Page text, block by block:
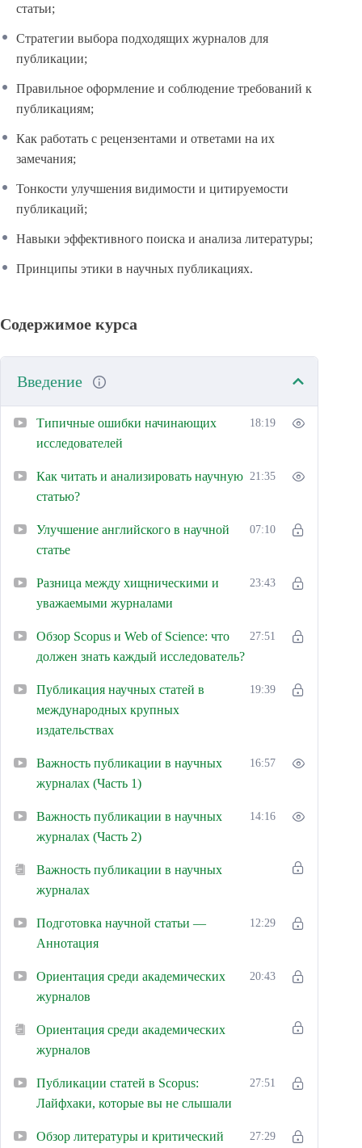
статьи;
Стратегии выбора подходящих журналов для
публикации;
Правильное оформление и соблюдение требований к
публикациям;
Как работать с рецензентами и ответами на их
замечания;
Тонкости улучшения видимости и цитируемости
публикаций;
Навыки эффективного поиска и анализа литературы;
Принципы этики в научных публикациях.
Содержимое курса
Введение
Типичные ошибки начинающих
исследователей
18:19
Как читать и анализировать научную
статью?
21:35
Улучшение английского в научной
статье
07:10
Разница между хищническими и
уважаемыми журналами
23:43
Обзор Scopus и Web of Science: что
должен знать каждый исследователь?
27:51
Публикация научных статей в
международных крупных
издательствах
19:39
Важность публикации в научных
журналах (Часть 1)
16:57
Важность публикации в научных
журналах (Часть 2)
14:16
Важность публикации в научных
журналах
Подготовка научной статьи —
Аннотация
12:29
Ориентация среди академических
журналов
20:43
Ориентация среди академических
журналов
Публикации статей в Scopus:
Лайфхаки, которые вы не слышали
27:51
Обзор литературы и критический
27:29